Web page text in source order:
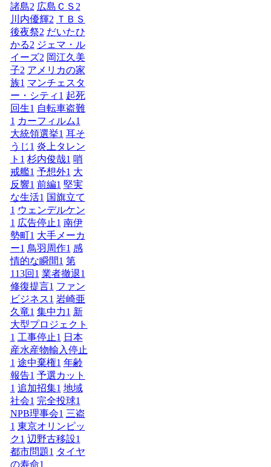
諸島2 広島ＣＳ 2
川内優輝2 ＴＢＳ
後夜祭2 だいたひ
かる2 ジェマ・ル
イーズ2 岡江久美
子2 アメリカの家
族1 マンチェスタ
ー・シティ 1 起死
回生1 自転車盗難
1 カーフィルム1
大統領選挙1 耳そ
うじ1 炎上タレン
ト 1 杉内俊哉1 哨
戒艦1 予想外1 大
反響1 前編1 堅実
な生活1 国旗立て
1 ウェンデルケン
1 広告停止1 南伊
勢町1 大手メーカ
ー1 鳥羽周作1 感
情的な瞬間1 第
113回 1 業者撤退1
修復提言1 ファン
ビジネス1 岩崎亜
久竜1 集中力1 新
大型プロジェクト
1 工事停止1 日本
産水産物輸入停止
1 途中棄権1 年齢
報告1 予選カット
1 追加招集1 地域
社会1 完全投球1
NPB理事会1 三盗
1 東京オリンピッ
ク1 辺野古移設1
都市問題1 タイヤ
の寿命1